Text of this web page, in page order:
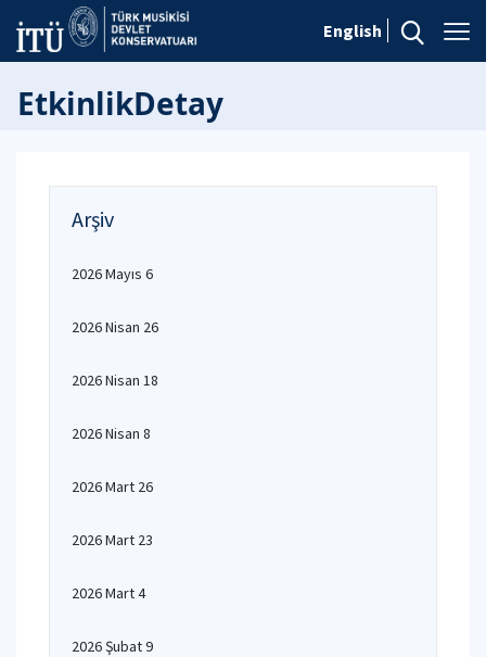
English
EtkinlikDetay
Arşiv
2026 Mayıs 6
2026 Nisan 26
2026 Nisan 18
2026 Nisan 8
2026 Mart 26
2026 Mart 23
2026 Mart 4
2026 Şubat 9